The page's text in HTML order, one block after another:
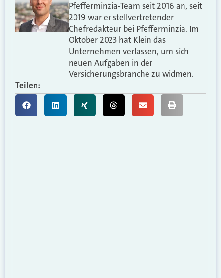
Pfefferminzia-Team seit 2016 an, seit
2019 war er stellvertretender
Chefredakteur bei Pfefferminzia. Im
Oktober 2023 hat Klein das
Unternehmen verlassen, um sich
neuen Aufgaben in der
Versicherungsbranche zu widmen.
Teilen: